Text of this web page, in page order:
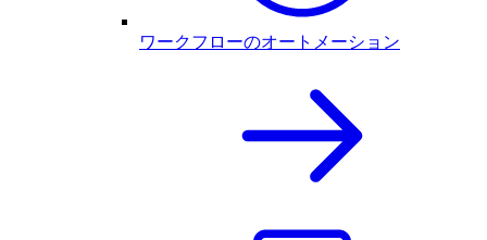
ワークフローのオートメーション